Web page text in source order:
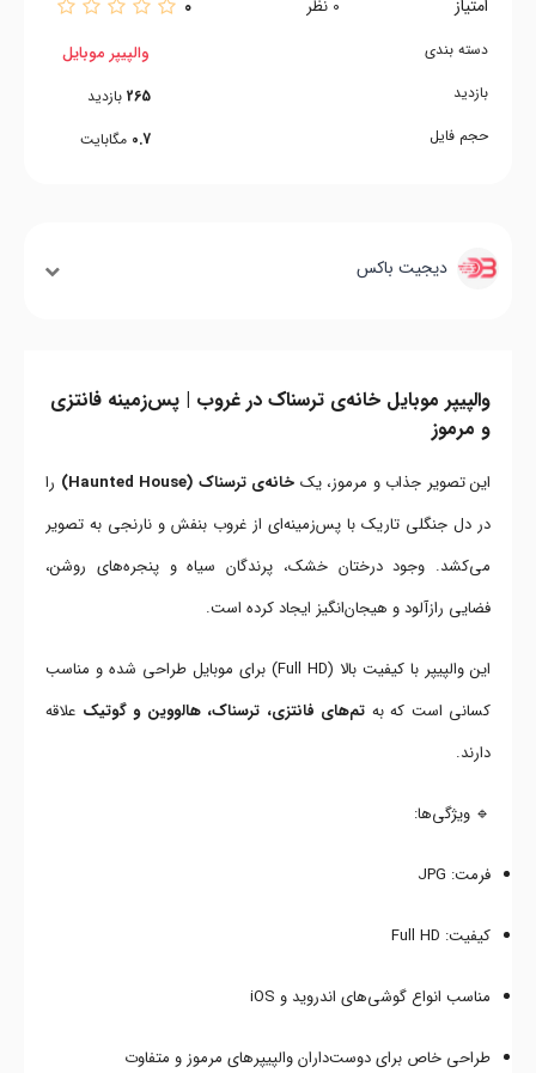
امتیاز 0 نظر 0
دسته بندی
بازدید
حجم فایل
والپیپر موبایل
265 بازدید
0.7 مگابایت
دیجیت باکس
والپیپر موبایل خانه‌ی ترسناک در غروب | پس‌زمینه فانتزی
و مرموز
این تصویر جذاب و مرموز، یک خانه‌ی ترسناک (Haunted House)
را
در دل جنگلی تاریک با پس‌زمینه‌ای از غروب بنفش و نارنجی به تصویر
می‌کشد. وجود درختان خشک، پرندگان سیاه و پنجره‌های روشن،
فضایی رازآلود و هیجان‌انگیز ایجاد کرده است.
این والپیپر با کیفیت بالا (Full HD) برای موبایل طراحی شده و مناسب
کسانی است که به تم‌های فانتزی، ترسناک، هالووین و گوتیک علاقه
دارند.
🔹 ویژگی‌ها:
فرمت: JPG
کیفیت: Full HD
مناسب انواع گوشی‌های اندروید و iOS
طراحی خاص برای دوست‌داران والپیپرهای مرموز و متفاوت